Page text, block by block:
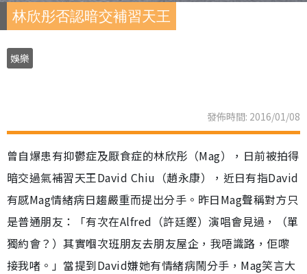
林欣彤否認暗交補習天王
娛樂
發佈時間: 2016/01/08
曾自爆患有抑鬱症及厭食症的林欣彤（Mag），日前被拍得
暗交過氣補習天王David Chiu（趙永康），近日有指David
有感Mag情緒病日趨嚴重而提出分手。昨日Mag聲稱對方只
是普通朋友：「有次在Alfred（許廷鏗）演唱會見過，（單
獨約會？）其實嗰次班朋友去朋友屋企，我唔識路，佢嚟
接我啫。」當提到David嫌她有情緒病鬧分手，Mag笑言大